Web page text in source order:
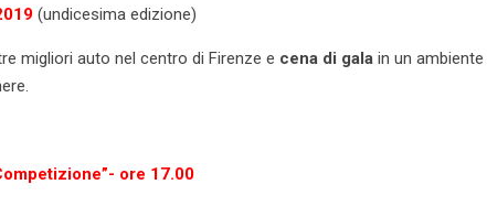
(undicesima edizione)
migliori auto nel centro di Firenze e cena di gala in un ambiente
ore 17.00